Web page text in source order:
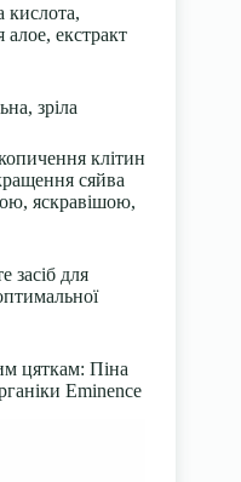
кислота,
алое, екстракт
зріла
клітин
сяйва
яскравішою,
засіб для
цяткам: Піна
Eminence